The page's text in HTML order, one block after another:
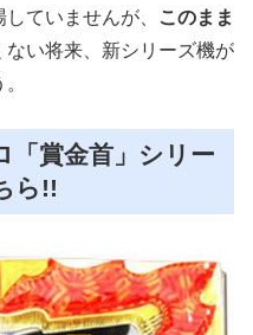
ていませんが、
このまま
ない将来、新シリーズ機が
「賞金首」シリー
ら!!